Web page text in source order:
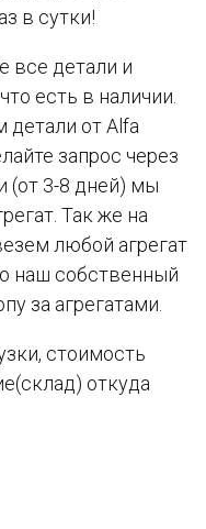
в сутки!
все детали и
есть в наличии.
от Alfa
запрос через
(от 3-8 дней) мы
Так же на
любой агрегат
наш собственный
за агрегатами.
стоимость
откуда